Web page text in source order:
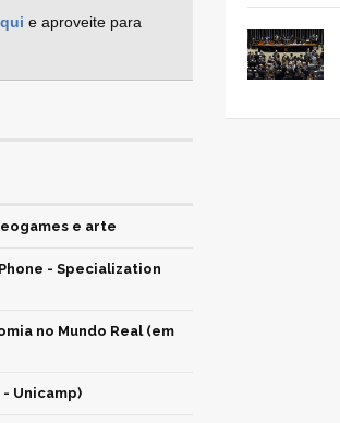
e aproveite para
e arte
- Specialization
no Mundo Real (em
Unicamp)